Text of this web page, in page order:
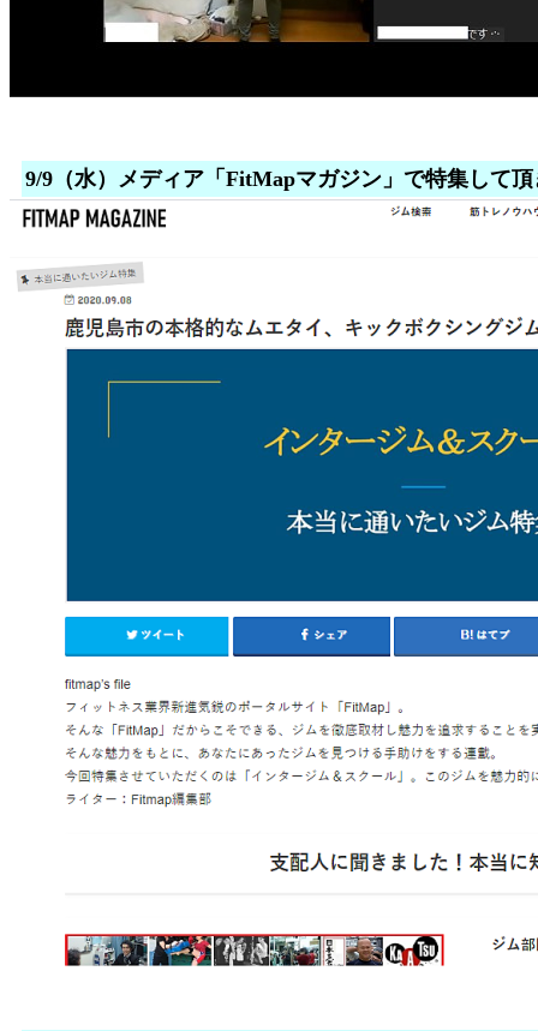
9/9（水）メディア「FitMapマガジン」で特集して